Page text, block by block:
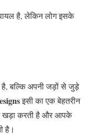
है, लेकिन लोग इसके
बल्कि अपनी जड़ों से जुड़े
इसी का एक बेहतरीन
खड़ा करती है और आपके
है।